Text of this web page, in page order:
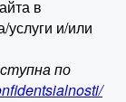
в
и/или
по